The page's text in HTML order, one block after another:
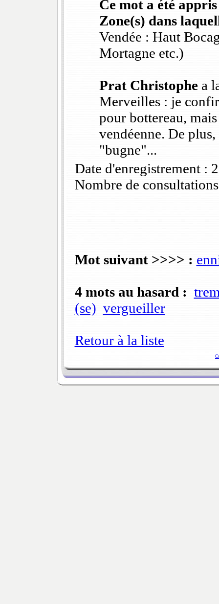
Ce mot a été
Zone(s) dans
Vendée : Haut
Mortagne etc.)
Prat Christophea
Merveilles : je
pour bottereau,
vendéenne. De
"bugne"...
Date d'enregistrement :
Nombre de
Mot suivant >>>> :
4 mots au hasard :
(se) vergueiller
Retour à la liste